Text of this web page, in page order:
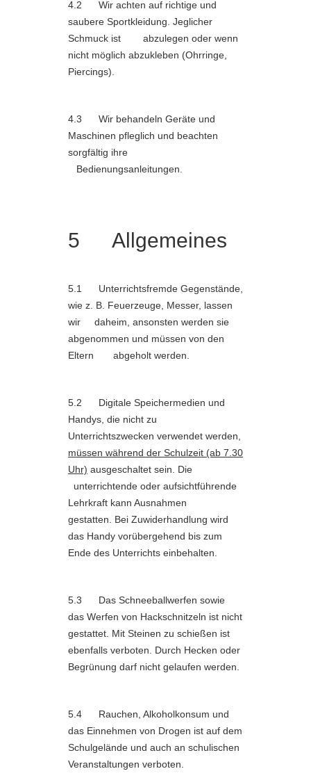
4.2 Wir achten auf richtige und
saubere Sportkleidung. Jeglicher
Schmuck ist abzulegen oder wenn
nicht möglich abzukleben (Ohrringe,
Piercings).
4.3 Wir behandeln Geräte und
Maschinen pfleglich und beachten
sorgfältig ihre
Bedienungsanleitungen.
5 Allgemeines
5.1 Unterrichtsfremde Gegenstände,
wie z. B. Feuerzeuge, Messer, lassen
wir daheim, ansonsten werden sie
abgenommen und müssen von den
Eltern abgeholt werden.
5.2 Digitale Speichermedien und
Handys, die nicht zu
Unterrichtszwecken verwendet werden,
müssen während der Schulzeit (ab 7.30
Uhr) ausgeschaltet sein. Die
unterrichtende oder aufsichtführende
Lehrkraft kann Ausnahmen
gestatten. Bei Zuwiderhandlung wird
das Handy vorübergehend bis zum
Ende des Unterrichts einbehalten.
5.3 Das Schneeballwerfen sowie
das Werfen von Hackschnitzeln ist nicht
gestattet. Mit Steinen zu schießen ist
ebenfalls verboten. Durch Hecken oder
Begrünung darf nicht gelaufen werden.
5.4 Rauchen, Alkoholkonsum und
das Einnehmen von Drogen ist auf dem
Schulgelände und auch an schulischen
Veranstaltungen verboten.